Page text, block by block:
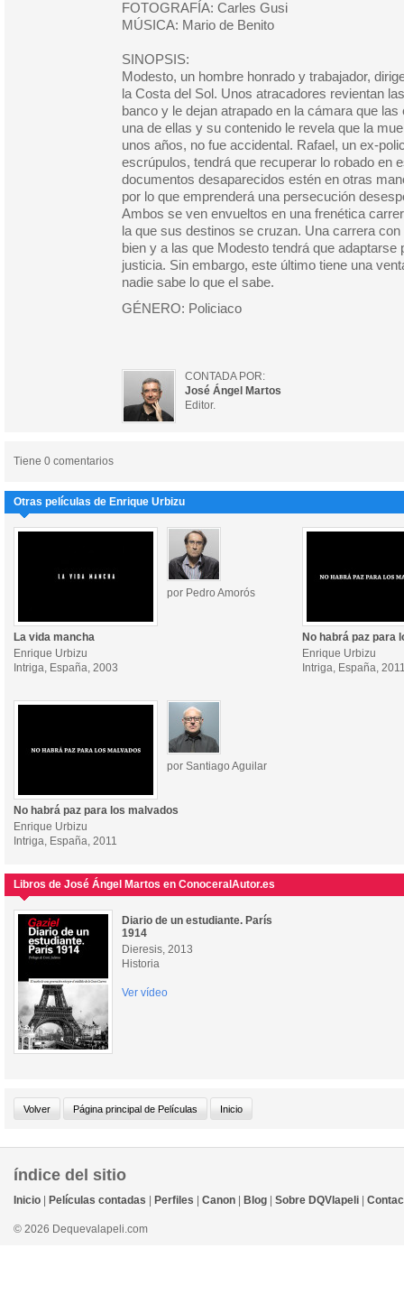
FOTOGRAFÍA: Carles Gusi
MÚSICA: Mario de Benito
SINOPSIS:
Modesto, un hombre honrado y trabajador,
la Costa del Sol. Unos atracadores revientan
banco y le dejan atrapado en la cámara que
una de ellas y su contenido le revela que la
unos años, no fue accidental. Rafael, un ex-
escrúpulos, tendrá que recuperar lo robado en
documentos desaparecidos estén en otras
por lo que emprenderá una persecución
Ambos se ven envueltos en una frenética
la que sus destinos se cruzan. Una carrera
bien y a las que Modesto tendrá que adaptarse
justicia. Sin embargo, este último tiene una
nadie sabe lo que el sabe.
GÉNERO: Policiaco
CONTADA POR:
José Ángel Martos
Editor.
Tiene 0 comentarios
Otras películas de Enrique Urbizu
por Pedro Amorós
La vida mancha
Enrique Urbizu
Intriga, España, 2003
No habrá paz para
Enrique Urbizu
Intriga, España,
por Santiago Aguilar
No habrá paz para los malvados
Enrique Urbizu
Intriga, España, 2011
Libros de José Ángel Martos en ConoceralAutor.es
Diario de un estudiante. París
1914
Dieresis, 2013
Historia
Ver vídeo
índice del sitio
Inicio Películas contadas Perfiles Canon Blog Sobre DQVlapeli
© 2026 Dequevalapeli.com